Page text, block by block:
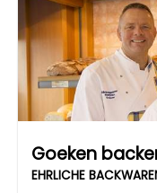
Goeken
EHRLICHE